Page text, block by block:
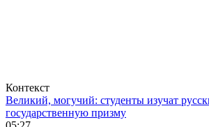
Контекст
Великий, могучий: студенты изучат
государственную призму